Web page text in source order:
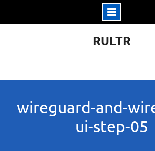
RULTR
wireguard-and-
ui-step-05